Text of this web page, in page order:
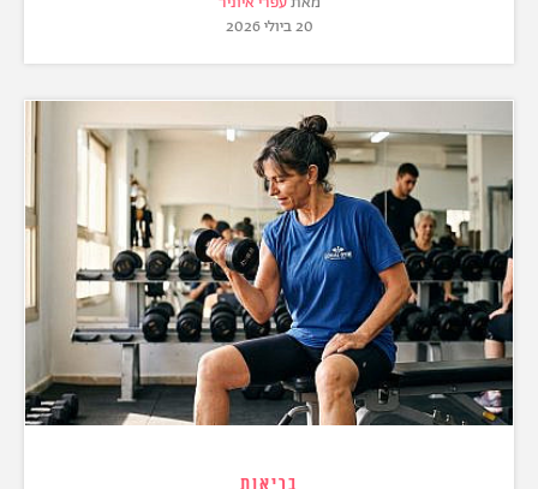
20 ביולי 2026
בריאות